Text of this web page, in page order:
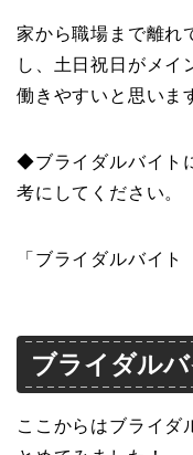
家から職場まで離れ
し、土日祝日がメイ
働きやすいと思いま
◆ブライダルバイト
考にしてください。
「ブライダルバイ
ブライダル
ここからはブライダ